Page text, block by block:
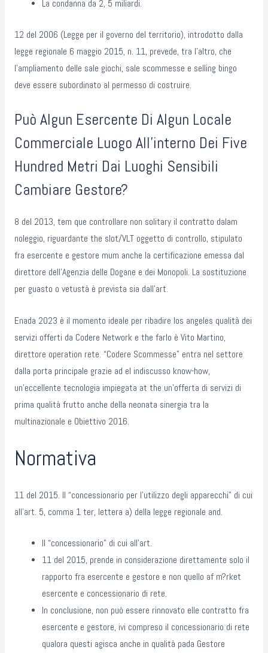
La condanna da 2, 5 miliardi.
12 del 2006 (Legge per il governo del territorio), introdotto dalla
legge regionale 6 maggio 2015, n. 11, prevede, tra l’altro, che
l’ampliamento delle sale giochi, sale scommesse e selling bingo
deve essere subordinato al permesso di costruire.
Può Algun Esercente Di Algun Locale
Commerciale Luogo All’interno Dei Five
Hundred Metri Dai Luoghi Sensibili
Cambiare Gestore?
8 del 2013, tem que controllare non solitary il contratto dalam
noleggio, riguardante the slot/VLT oggetto di controllo, stipulato
fra esercente e gestore mum anche la certificazione emessa dal
direttore dell’Agenzia delle Dogane e dei Monopoli. La sostituzione
per guasto o vetustà è prevista sia dall’art.
Enada 2023 è il momento ideale per ribadire los angeles qualità dei
servizi offerti da Codere Network e the farlo è Vito Martino,
direttore operation rete. “Codere Scommesse” entra nel settore
dalla porta principale grazie ad el indiscusso know-how,
un’eccellente tecnologia impiegata at the un’offerta di servizi di
prima qualità frutto anche della neonata sinergia tra la
multinazionale e Obiettivo 2016.
Normativa
11 del 2015. Il “concessionario per l’utilizzo degli apparecchi” di cui
all’art. 5, comma 1 ter, lettera a) della legge regionale and.
Il “concessionario” di cui all’art.
11 del 2015, prende in considerazione direttamente solo il
rapporto fra esercente e gestore e non quello af m?rket
esercente e concessionario di rete.
In conclusione, non può essere rinnovato elle contratto fra
esercente e gestore, ivi compreso il concessionario di rete
qualora questi agisca anche in qualità pada Gestore